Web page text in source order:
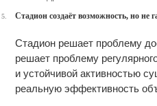
5. Стадион создаёт возможность, но не
Стадион решает проблему
решает проблему
и устойчивой активностью
реальную эффективность